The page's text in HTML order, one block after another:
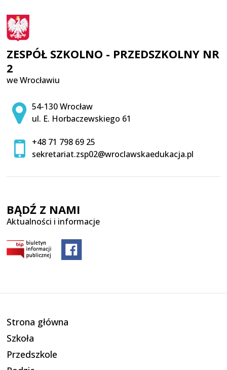
ZESPÓŁ SZKOLNO - PRZEDSZKOLNY NR
2
we Wrocławiu
Adres pocztowy:
54-130 Wrocław
ul. E. Horbaczewskiego 61
+48 71 798 69 25
sekretariat.zsp02@wroclawskaedukacja.pl
BĄDŹ Z NAMI
Aktualności i informacje
Strona główna
Szkoła
Przedszkole